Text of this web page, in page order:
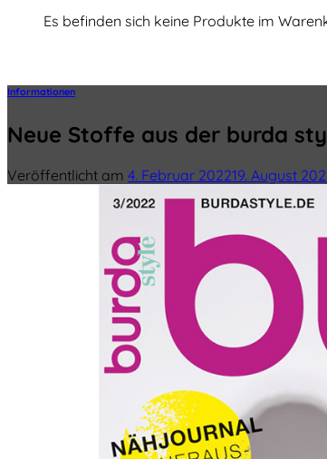
Es befinden sich keine Produkte im
Informationen
Neue Stoffe aus der burda
Veröffentlicht am 4. Februar 202219. August